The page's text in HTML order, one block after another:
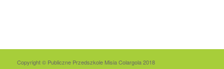
Copyright © Publiczne Przedszkole Misia Colargola 2018